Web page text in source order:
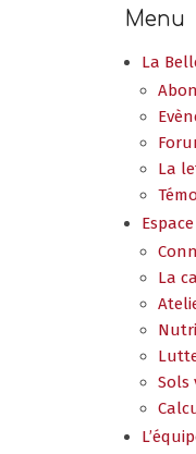
Menu
La
La
La
Sols